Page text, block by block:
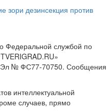
зори дезинсекция против
Федеральной службой по
Эл № ФС77-70750. Сообщения
интеллектуальной
случаев, прямо